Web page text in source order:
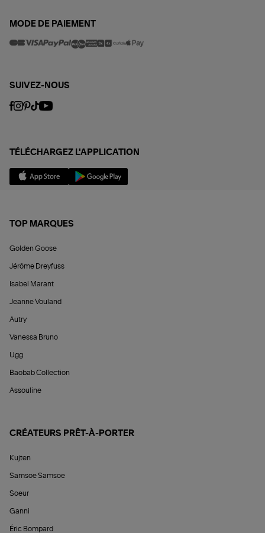
MODE DE PAIEMENT
SUIVEZ-NOUS
TÉLÉCHARGEZ L'APPLICATION
TOP MARQUES
Golden Goose
Jérôme Dreyfuss
Isabel Marant
Jeanne Vouland
Autry
Vanessa Bruno
Ugg
Baobab Collection
Assouline
CRÉATEURS PRÊT-À-PORTER
Kujten
Samsoe Samsoe
Soeur
Ganni
Éric Bompard